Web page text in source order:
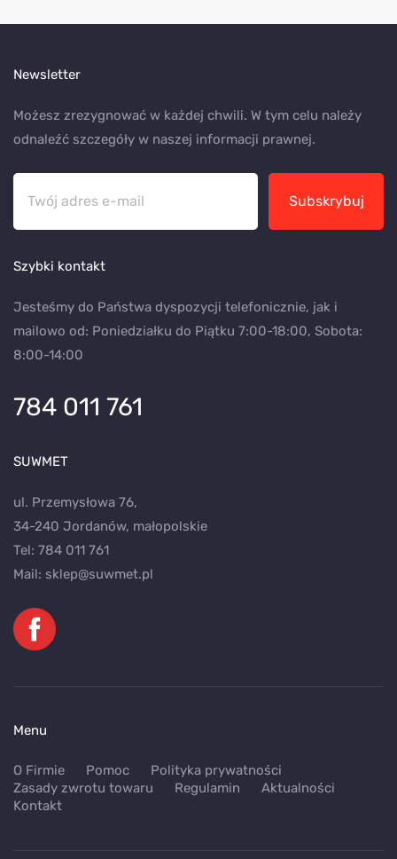
Newsletter
Możesz zrezygnować w każdej chwili. W tym celu należy
odnaleźć szczegóły w naszej informacji prawnej.
Subskrybuj
Szybki kontakt
Jesteśmy do Państwa dyspozycji telefonicznie, jak i
mailowo od: Poniedziałku do Piątku 7:00-18:00, Sobota:
8:00-14:00
784 011 761
SUWMET
ul. Przemysłowa 76,
34-240 Jordanów, małopolskie
Tel: 784 011 761
Mail: sklep@suwmet.pl
Menu
O Firmie Pomoc
Polityka prywatności
Zasady zwrotu towaru
Regulamin
Aktualności
Kontakt